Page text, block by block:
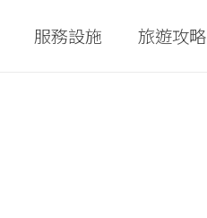
服務設施 旅遊攻略